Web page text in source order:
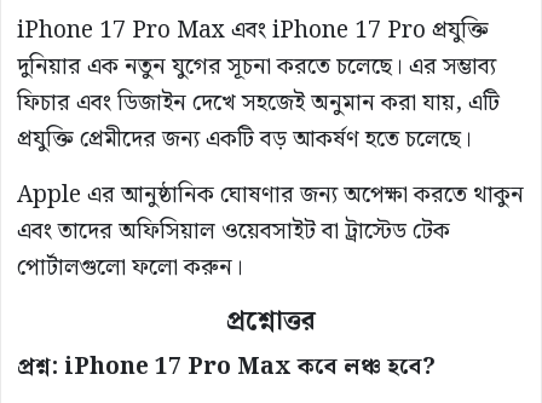
iPhone 17 Pro Max এবং iPhone 17 Pro প্রযুক্তি
দুনিয়ার এক নতুন যুগের সূচনা করতে চলেছে। এর সম্ভাব্য
ফিচার এবং ডিজাইন দেখে সহজেই অনুমান করা যায়, এটি
প্রযুক্তি প্রেমীদের জন্য একটি বড় আকর্ষণ হতে চলেছে।
Apple এর আনুষ্ঠানিক ঘোষণার জন্য অপেক্ষা করতে থাকুন
এবং তাদের অফিসিয়াল ওয়েবসাইট বা ট্রাস্টেড টেক
পোর্টালগুলো ফলো করুন।
প্রশ্নোত্তর
প্রশ্ন: iPhone 17 Pro Max কবে লঞ্চ হবে?